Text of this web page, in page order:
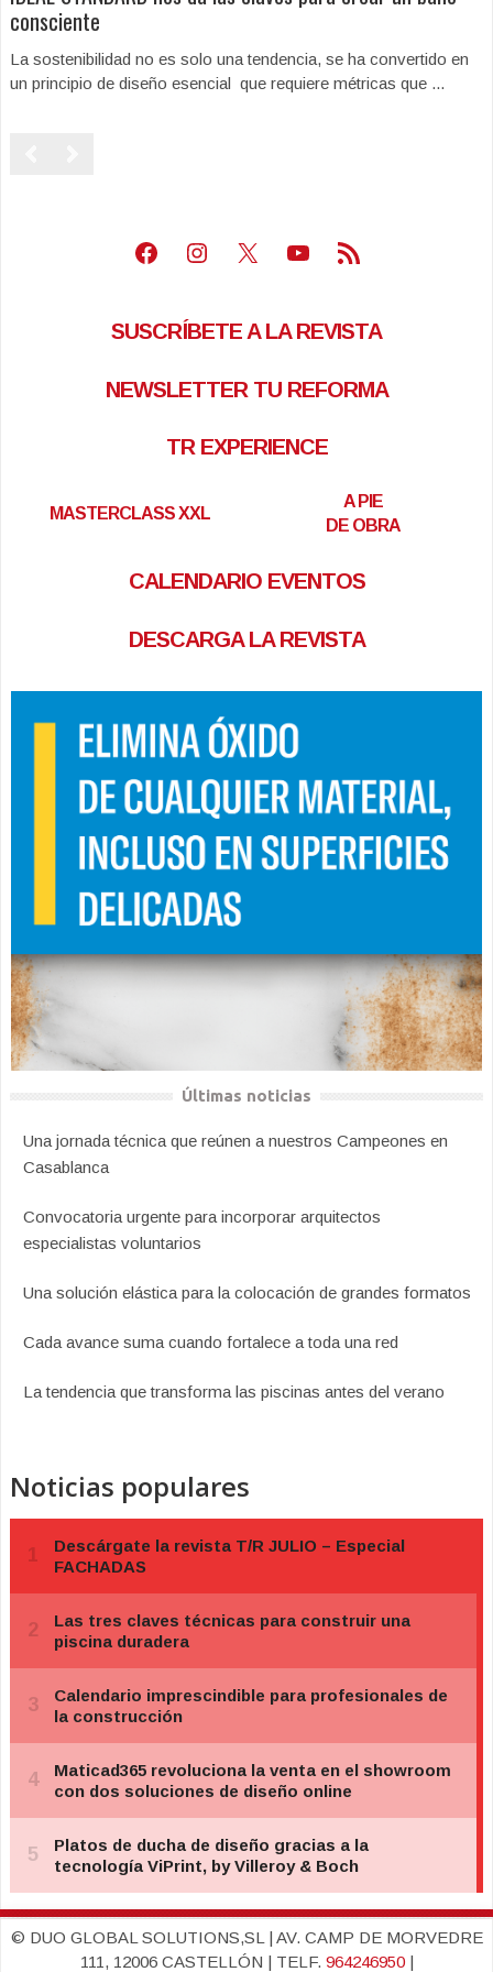
consciente
La sostenibilidad no es solo una tendencia, se ha convertido en
un principio de diseño esencial que requiere métricas que ...
Facebook
Instagram
X Youtube
Feed RSS
SUSCRÍBETE A LA REVISTA
NEWSLETTER TU REFORMA
TR EXPERIENCE
MASTERCLASS XXL
A PIE
DE OBRA
CALENDARIO EVENTOS
DESCARGA LA REVISTA
Últimas noticias
Una jornada técnica que reúnen a nuestros Campeones en
Casablanca
Convocatoria urgente para incorporar arquitectos
especialistas voluntarios
Una solución elástica para la colocación de grandes formatos
Cada avance suma cuando fortalece a toda una red
La tendencia que transforma las piscinas antes del verano
Noticias populares
© DUO GLOBAL SOLUTIONS,SL | AV. CAMP DE MORVEDRE
111, 12006 CASTELLÓN | TELF. 964246950|